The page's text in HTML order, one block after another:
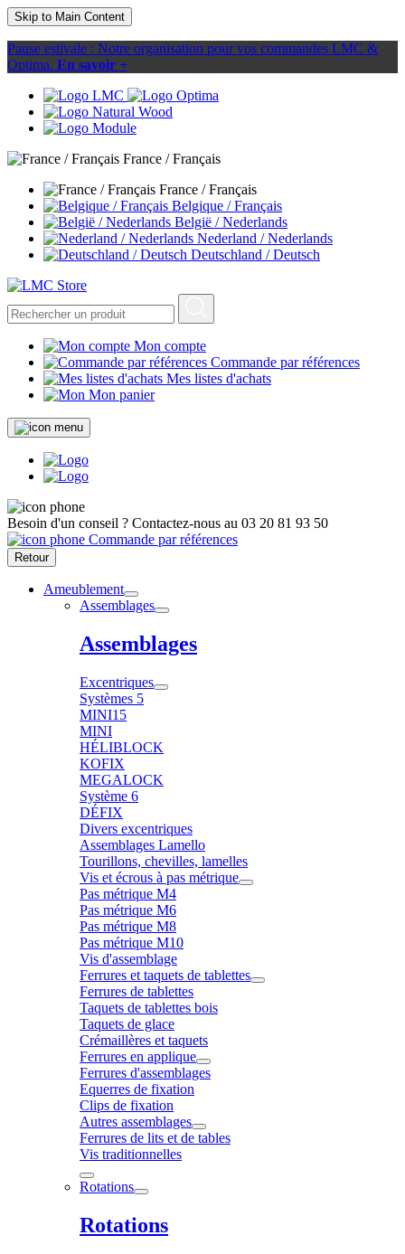
Skip to Main Content
Pause estivale : Notre organisation pour vos commandes LMC &
Optima. En savoir +
France / Français
France / Français
Belgique / Français
België / Nederlands
Nederland / Nederlands
Deutschland / Deutsch
Mon compte
Commande par références
Mes listes d'achats
Mon panier
Besoin d'un conseil ? Contactez-nous au 03 20 81 93 50
Commande par références
Retour
Ameublement
Assemblages
Assemblages
Excentriques
Systèmes 5
MINI15
MINI
HÉLIBLOCK
KOFIX
MEGALOCK
Système 6
DÉFIX
Divers excentriques
Assemblages Lamello
Tourillons, chevilles, lamelles
Vis et écrous à pas métrique
Pas métrique M4
Pas métrique M6
Pas métrique M8
Pas métrique M10
Vis d'assemblage
Ferrures et taquets de tablettes
Ferrures de tablettes
Taquets de tablettes bois
Taquets de glace
Crémaillères et taquets
Ferrures en applique
Ferrures d'assemblages
Equerres de fixation
Clips de fixation
Autres assemblages
Ferrures de lits et de tables
Vis traditionnelles
Rotations
Rotations